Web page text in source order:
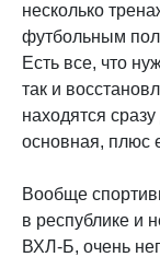
несколько
футбольным
Есть все, что
так и
находятся
основная, плюс
Вообще
в республике и
ВХЛ-Б, очень